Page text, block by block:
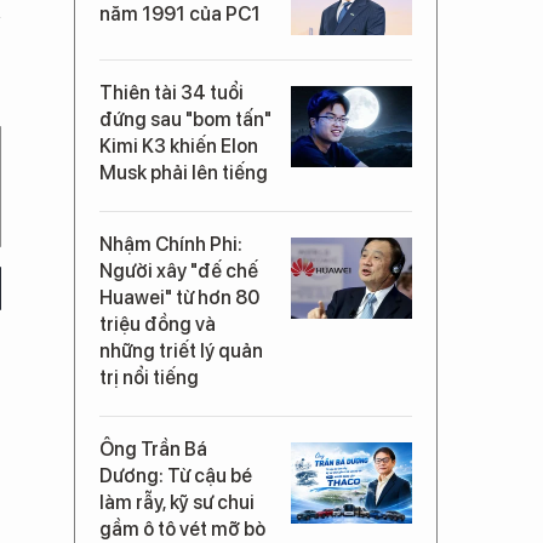
năm 1991 của PC1
Thiên tài 34 tuổi
đứng sau "bom tấn"
Kimi K3 khiến Elon
Musk phải lên tiếng
Nhậm Chính Phi:
Người xây "đế chế
Huawei" từ hơn 80
triệu đồng và
những triết lý quản
trị nổi tiếng
Ông Trần Bá
Dương: Từ cậu bé
làm rẫy, kỹ sư chui
gầm ô tô vét mỡ bò